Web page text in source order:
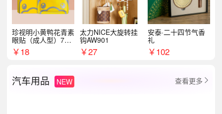
珍视明小黄鸭花青素
眼贴（成人型）7对/
盒
￥18
太力NICE大旋转挂
钩AW901
￥27
安泰·二十四节气香
礼
￥102
汽车用品 NEW 查看更多 